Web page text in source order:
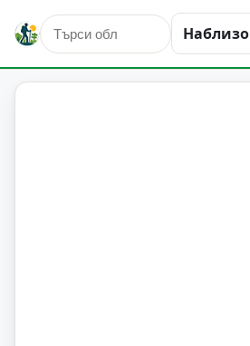
Наблизо
Василево Област: Добрич